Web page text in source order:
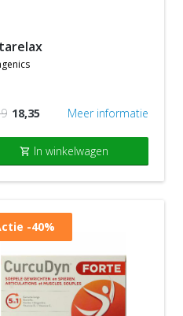
18,35 Meer informatie
shopping_cart In winkelwagen
-40%